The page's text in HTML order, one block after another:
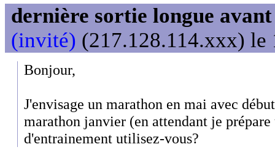
dernière sortie longue
(invité) (217.128.114.xxx) le
Bonjour,
J'envisage un marathon en mai avec
marathon janvier (en attendant je
d'entrainement utilisez-vous?